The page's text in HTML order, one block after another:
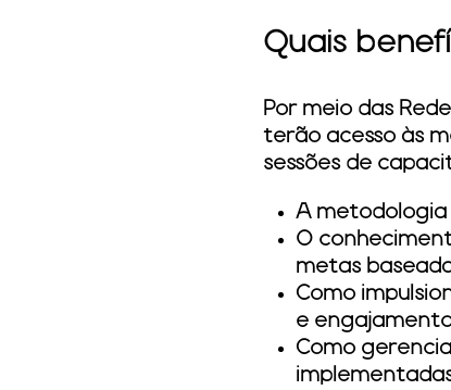
Quais
Por meio das
terão acesso às
sessões de
A metodologia
O
metas
Como
e
Como